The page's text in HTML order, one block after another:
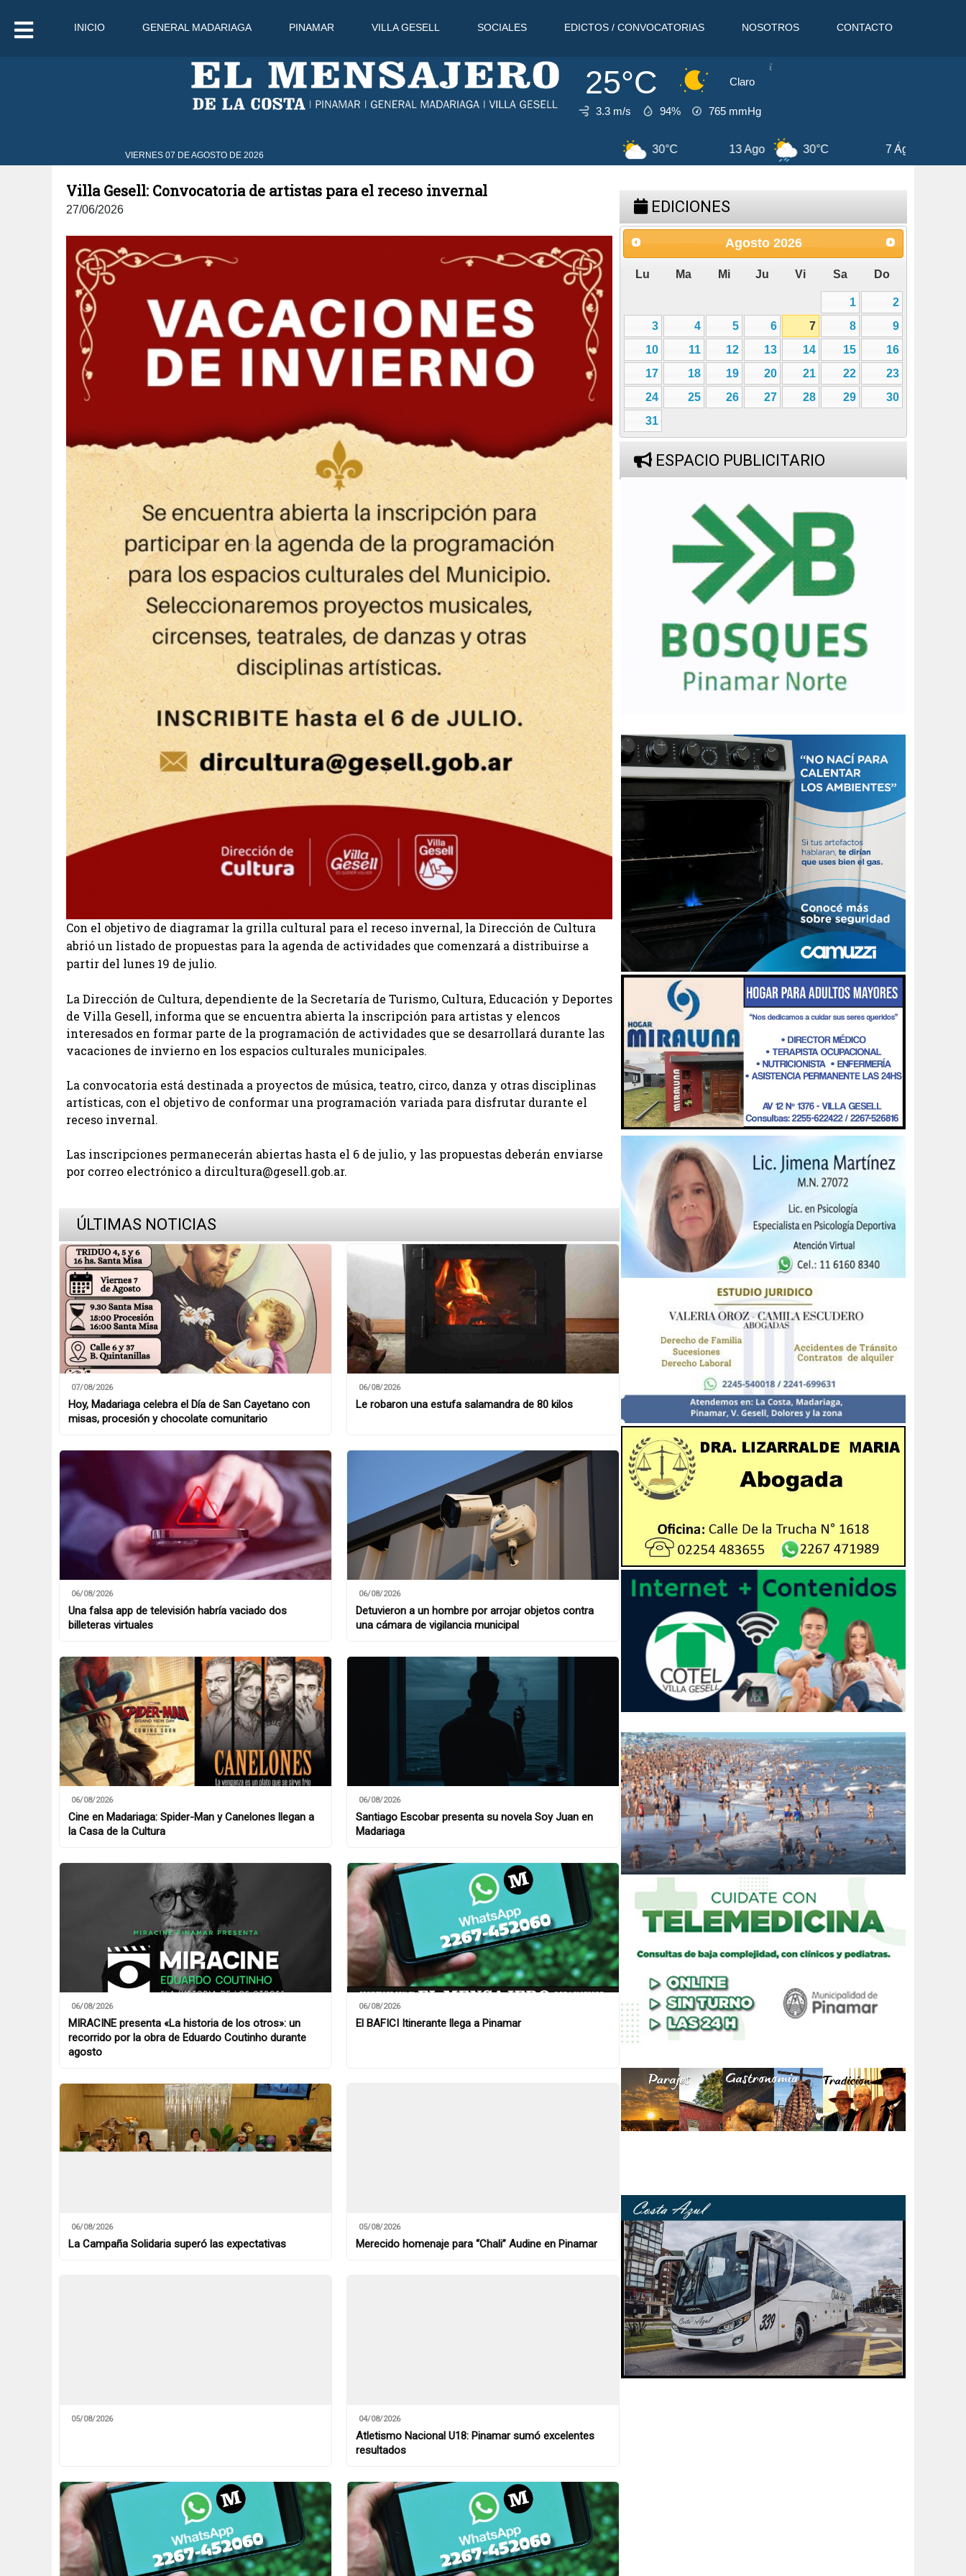
25°C Claro
3.3 m/s 94% 765 mmHg
VIERNES 07 DE AGOSTO DE 2026 31°C 8 Ago 30°C 9 Ago
Villa Gesell: Convocatoria de artistas para el receso invernal
27/06/2026
Con el objetivo de diagramar la grilla cultural para el receso invernal, la Dirección de Cultura
abrió un listado de propuestas para la agenda de actividades que comenzará a distribuirse a
partir del lunes 19 de julio.
La Dirección de Cultura, dependiente de la Secretaría de Turismo, Cultura, Educación y Deportes
de Villa Gesell, informa que se encuentra abierta la inscripción para artistas y elencos
interesados en formar parte de la programación de actividades que se desarrollará durante las
vacaciones de invierno en los espacios culturales municipales.
La convocatoria está destinada a proyectos de música, teatro, circo, danza y otras disciplinas
artísticas, con el objetivo de conformar una programación variada para disfrutar durante el
receso invernal.
Las inscripciones permanecerán abiertas hasta el 6 de julio, y las propuestas deberán enviarse
por correo electrónico a dircultura@gesell.gob.ar.
ÚLTIMAS NOTICIAS
07/08/2026
Hoy, Madariaga celebra el Día de San Cayetano con
misas, procesión y chocolate comunitario
06/08/2026
Le robaron una estufa salamandra de 80 kilos
06/08/2026
Una falsa app de televisión habría vaciado dos
billeteras virtuales
06/08/2026
Detuvieron a un hombre por arrojar objetos contra
una cámara de vigilancia municipal
06/08/2026
Cine en Madariaga: Spider-Man y Canelones llegan a
la Casa de la Cultura
06/08/2026
Santiago Escobar presenta su novela Soy Juan en
Madariaga
06/08/2026
MIRACINE presenta «La historia de los otros»: un
recorrido por la obra de Eduardo Coutinho durante
agosto
06/08/2026
El BAFICI Itinerante llega a Pinamar
06/08/2026
La Campaña Solidaria superó las expectativas
05/08/2026
Merecido homenaje para “Chali” Audine en Pinamar
05/08/2026 04/08/2026
Atletismo Nacional U18: Pinamar sumó excelentes
resultados
EDICIONES
Agosto 2026
Lu Ma Mi Ju Vi Sa Do
1
2
3
4 5 6 7 8
9
10
11 12 13 14 15
16
17
18 19 20 21 22
23
24
25 26 27 28 29
30
31
ESPACIO PUBLICITARIO